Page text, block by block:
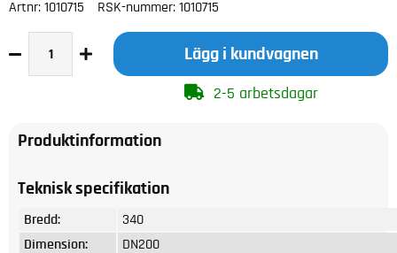
Artnr: 1010715 RSK-nummer: 1010715
Lägg i kundvagnen
2-5 arbetsdagar
Produktinformation
Teknisk specifikation
Bredd:
340
Dimension:
DN200